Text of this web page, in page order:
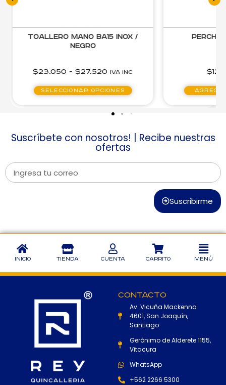
Toallero Mano BA15 Inox /
Negro
$23.050 - $27.520 IVA inc
Seleccionar opciones
Percha
$
Suscríbete con nosotros! | Recibe nuestras
ofertas
Suscribirme
Inicio Tienda Cuenta Carrito Menú
Contacto
Av. Vicuña Mackenna
4601, San Joaquín,
Santiago
Gerónimo de Alderete 1155,
Vitacura
WhatsApp
+562 2266 5300